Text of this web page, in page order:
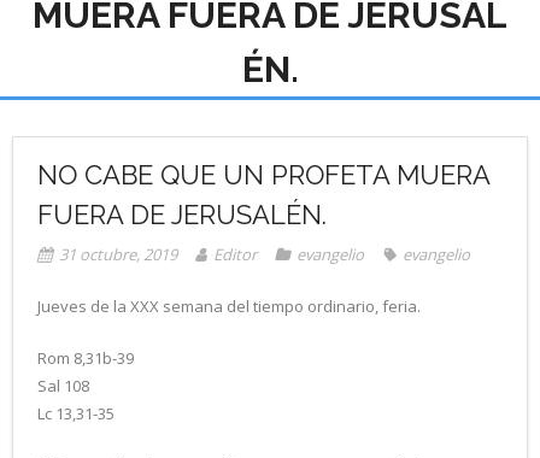
MUERA FUERA DE JERUSAL
ÉN.
NO CABE QUE UN PROFETA MUERA
FUERA DE JERUSALÉN.
31 octubre, 2019 Editor evangelio evangelio
Jueves de la XXX semana del tiempo ordinario, feria.
Rom 8,31b-39
Sal 108
Lc 13,31-35